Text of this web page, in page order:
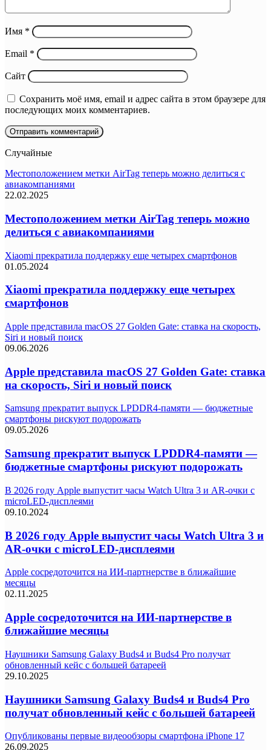
Имя *
Email *
Сайт
Сохранить моё имя, email и адрес сайта в этом браузере для
последующих моих комментариев.
Случайные
Местоположением метки AirTag теперь можно делиться с
авиакомпаниями
22.02.2025
Местоположением метки AirTag теперь можно
делиться с авиакомпаниями
Xiaomi прекратила поддержку еще четырех смартфонов
01.05.2024
Xiaomi прекратила поддержку еще четырех
смартфонов
Apple представила macOS 27 Golden Gate: ставка на скорость,
Siri и новый поиск
09.06.2026
Apple представила macOS 27 Golden Gate: ставка
на скорость, Siri и новый поиск
Samsung прекратит выпуск LPDDR4-памяти — бюджетные
смартфоны рискуют подорожать
09.05.2026
Samsung прекратит выпуск LPDDR4-памяти —
бюджетные смартфоны рискуют подорожать
В 2026 году Apple выпустит часы Watch Ultra 3 и AR-очки с
microLED-дисплеями
09.10.2024
В 2026 году Apple выпустит часы Watch Ultra 3 и
AR-очки с microLED-дисплеями
Apple сосредоточится на ИИ-партнерстве в ближайшие
месяцы
02.11.2025
Apple сосредоточится на ИИ-партнерстве в
ближайшие месяцы
Наушники Samsung Galaxy Buds4 и Buds4 Pro получат
обновленный кейс с большей батареей
29.10.2025
Наушники Samsung Galaxy Buds4 и Buds4 Pro
получат обновленный кейс с большей батареей
Опубликованы первые видеообзоры смартфона iPhone 17
26.09.2025